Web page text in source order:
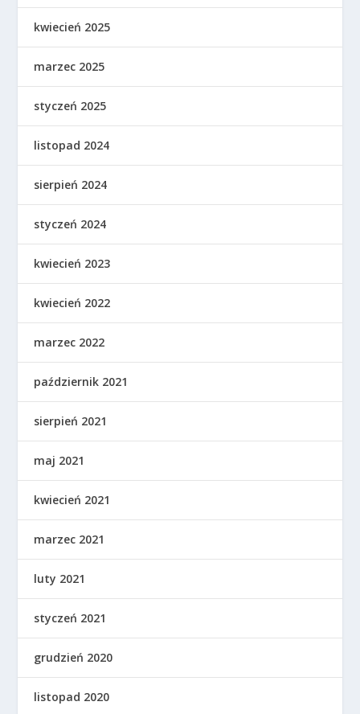
kwiecień 2025
marzec 2025
styczeń 2025
listopad 2024
sierpień 2024
styczeń 2024
kwiecień 2023
kwiecień 2022
marzec 2022
październik 2021
sierpień 2021
maj 2021
kwiecień 2021
marzec 2021
luty 2021
styczeń 2021
grudzień 2020
listopad 2020